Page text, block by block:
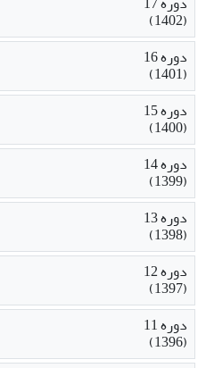
(1402)
دوره 16
(1401)
دوره 15
(1400)
دوره 14
(1399)
دوره 13
(1398)
دوره 12
(1397)
دوره 11
(1396)